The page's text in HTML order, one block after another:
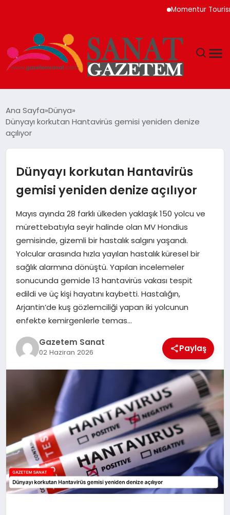
Momentur Tourism &
TEKNOLOJI
EKONOMI
SAĞLIK
DÜNYA
EĞITIM
Ana Sayfa Dünya
Dünyayı korkutan Hantavirüs gemisi yeniden denize
açılıyor
Dünyayı korkutan Hantavirüs
gemisi yeniden denize açılıyor
Mayıs ayında 28 farklı ülkeden yaklaşık 150 yolcu ve
mürettebatıyla seyir halinde olan MV Hondius
gemisinde, gizemli bir hastalık salgını yaşandı.
Yolcular arasında hızla yayılan hastalık küresel bir
sağlık alarmına dönüştü. Yapılan incelemeler
sonucunda gemide 13 hantavirüs vakası tespit
edildi ve üç kişi hayatını kaybetti. Hastalığın,
Arjantin’de kuş gözlemciliği yapan iki yolcunun
enfekte kemirgenlerle temas…
Gazetem Sanat
02 Haziran 2026 Paylaş